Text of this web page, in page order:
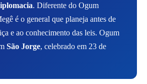
. Diferente do Ogum
é o general que planeja antes de
e ao conhecimento das leis. Ogum
São Jorge, celebrado em 23 de